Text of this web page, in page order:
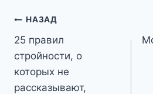
Навигация
по
записям
НАЗАД
25 правил
стройности, о
которых не
рассказывают,